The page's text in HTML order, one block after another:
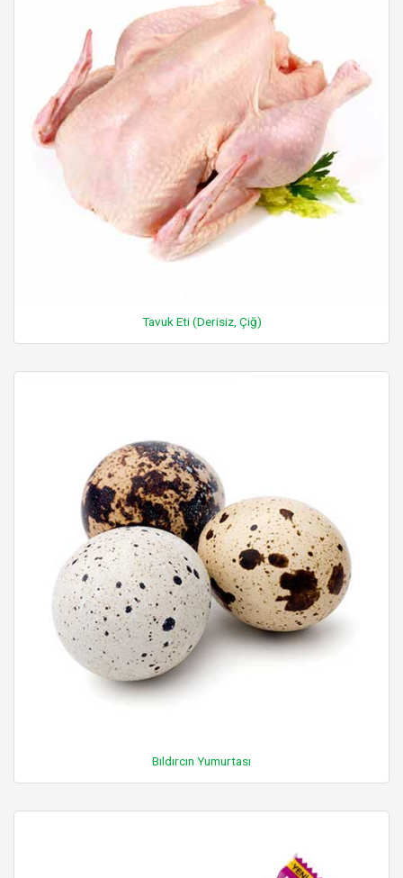
Tavuk Eti (Derisiz, Çiğ)
Bıldırcın Yumurtası